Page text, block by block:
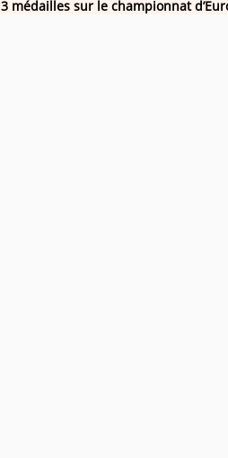
3 médailles sur le championnat